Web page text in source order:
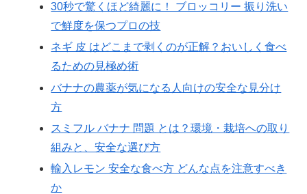
30秒で驚くほど綺麗に！ ブロッコリー 振り洗い
で鮮度を保つプロの技
ネギ 皮 はどこまで剥くのが正解？おいしく食べ
るための見極め術
バナナの農薬が気になる人向けの安全な見分け
方
スミフル バナナ 問題 とは？環境・栽培への取り
組みと、安全な選び方
輸入レモン 安全な食べ方 どんな点を注意すべき
か